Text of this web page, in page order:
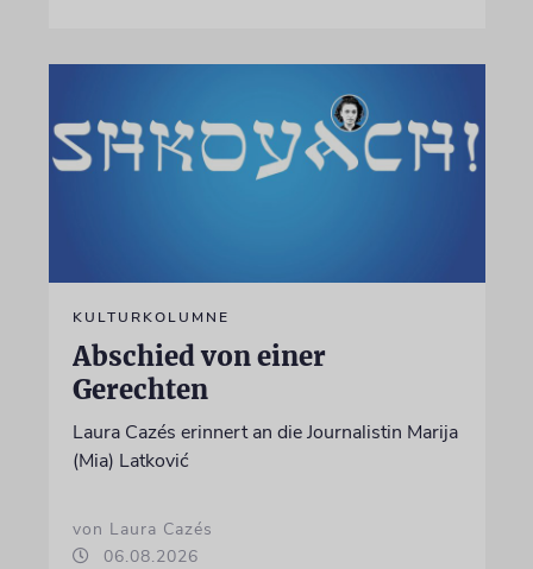
KULTURKOLUMNE
Abschied von einer
Gerechten
Laura Cazés erinnert an die Journalistin Marija
(Mia) Latković
von Laura Cazés
06.08.2026